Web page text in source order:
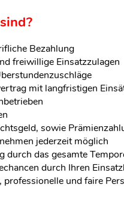
Bezahlung
freiwillige Einsatzzulagen
mit langfristigen
sowie
jederzeit möglich
durch das gesamte
durch Ihren
professionelle und faire